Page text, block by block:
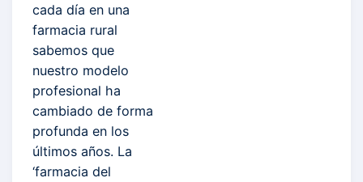
cada día en una
farmacia rural
sabemos que
nuestro modelo
profesional ha
cambiado de forma
profunda en los
últimos años. La
‘farmacia del